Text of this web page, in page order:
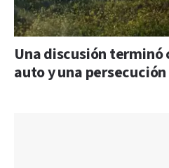
Una discusión terminó
auto y una